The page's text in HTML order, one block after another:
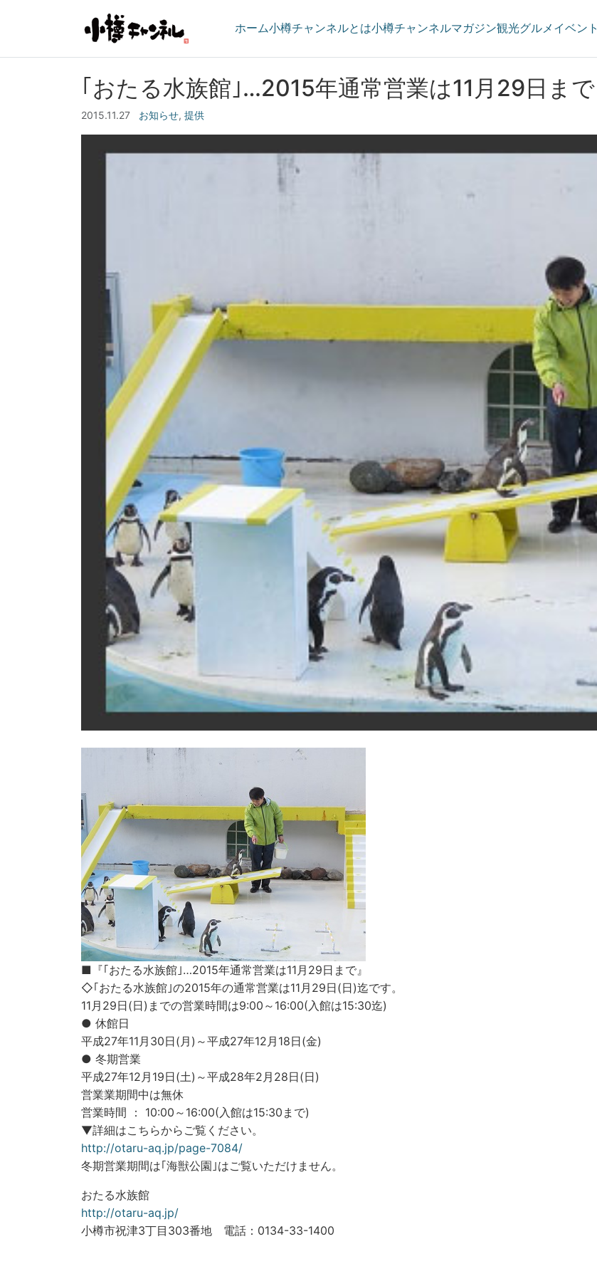
ホーム小樽チャンネルとは小樽チャンネルマガジン観光グルメ イベント
｢おたる水族館｣…2015年通常営業は11月29日まで
2015.11.27 お知らせ, 提供
■『｢おたる水族館｣…2015年通常営業は11月29日まで』
◇｢おたる水族館｣の2015年の通常営業は11月29日(日)迄です。
11月29日(日)までの営業時間は9:00～16:00(入館は15:30迄)
● 休館日
平成27年11月30日(月)～平成27年12月18日(金)
● 冬期営業
平成27年12月19日(土)～平成28年2月28日(日)
営業業期間中は無休
営業時間 ： 10:00～16:00(入館は15:30まで)
▼詳細はこちらからご覧ください。
http://otaru-aq.jp/page-7084/
冬期営業期間は｢海獣公園｣はご覧いただけません。
おたる水族館
http://otaru-aq.jp/
小樽市祝津3丁目303番地 電話：0134-33-1400